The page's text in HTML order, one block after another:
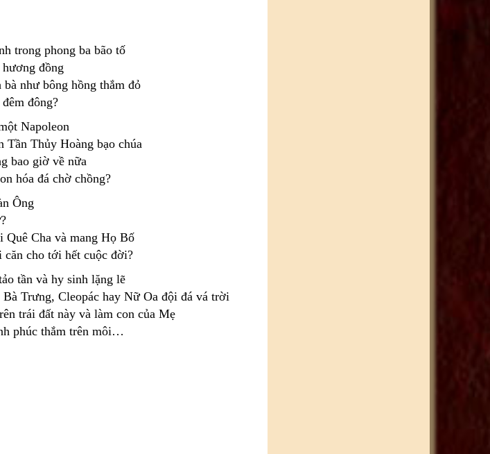
trong phong ba bão tố
đồng
như bông hồng thắm đỏ
đông?
Napoleon
Thủy Hoàng bạo chúa
bao giờ về nữa
hóa đá chờ chồng?
Ông
Quê Cha và mang Họ Bố
cho tới hết cuộc đời?
tần và hy sinh lặng lẽ
Trưng, Cleopác hay Nữ Oa đội đá vá trời
trái đất này và làm con của Mẹ
phúc thắm trên môi…